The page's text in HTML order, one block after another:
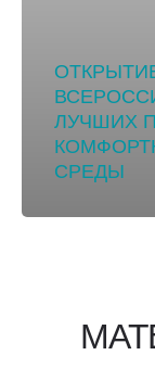
ЛУЧШИХ
СРЕДЫ